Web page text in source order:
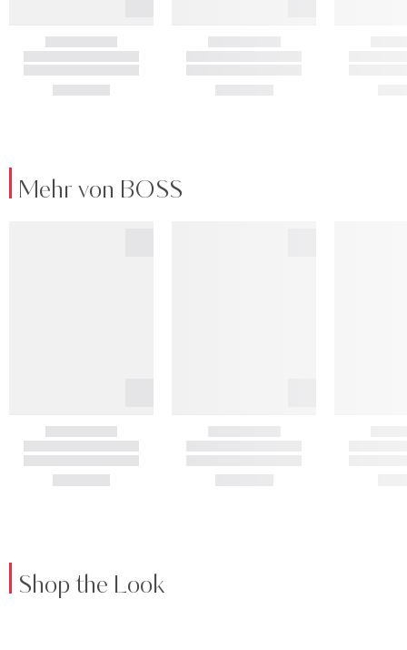
Mehr von BOSS
Shop the Look